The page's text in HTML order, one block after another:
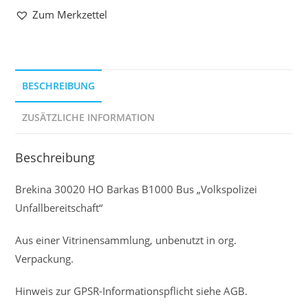
Zum Merkzettel
BESCHREIBUNG
ZUSÄTZLICHE INFORMATION
Beschreibung
Brekina 30020 HO Barkas B1000 Bus „Volkspolizei
Unfallbereitschaft“
Aus einer Vitrinensammlung, unbenutzt in org.
Verpackung.
Hinweis zur GPSR-Informationspflicht siehe AGB.